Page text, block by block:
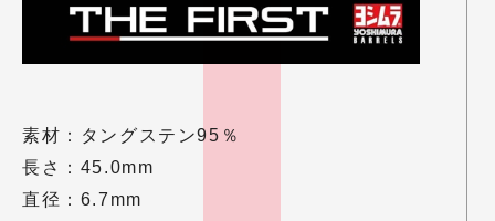
素材：タングステン95％
長さ：45.0mm
直径：6.7mm